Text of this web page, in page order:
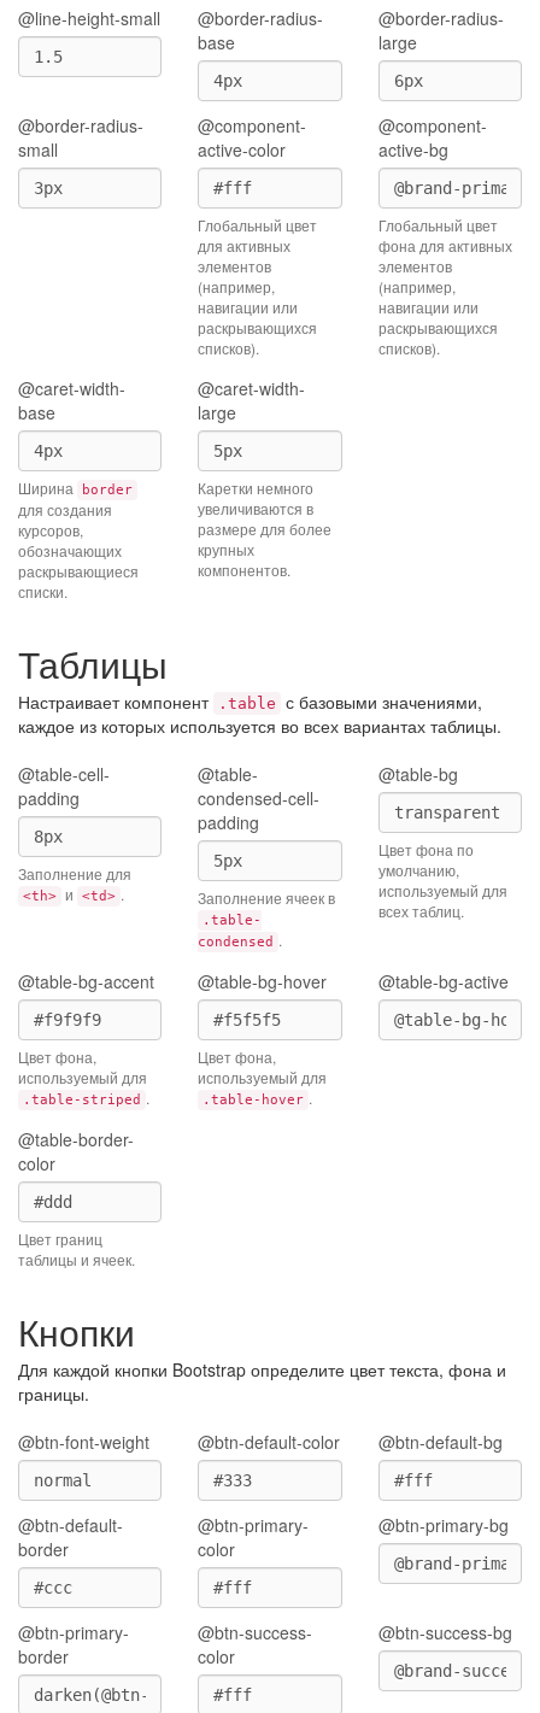
@line-height-small
@border-radius-
base
@border-radius-
large
@border-radius-
small
@component-
active-color
Глобальный цвет
для активных
элементов
(например,
навигации или
раскрывающихся
списков).
@component-
active-bg
Глобальный цвет
фона для активных
элементов
(например,
навигации или
раскрывающихся
списков).
@caret-width-
base
Ширина border
для создания
курсоров,
обозначающих
раскрывающиеся
списки.
@caret-width-
large
Каретки немного
увеличиваются в
размере для более
крупных
компонентов.
Таблицы
Настраивает компонент .table с базовыми значениями,
каждое из которых используется во всех вариантах таблицы.
@table-cell-
padding
Заполнение для
<th> и <td> .
@table-
condensed-cell-
padding
Заполнение ячеек в
.table-
condensed .
@table-bg
Цвет фона по
умолчанию,
используемый для
всех таблиц.
@table-bg-accent
Цвет фона,
используемый для
.table-striped .
@table-bg-hover
Цвет фона,
используемый для
.table-hover .
@table-bg-active
@table-border-
color
Цвет границ
таблицы и ячеек.
Кнопки
Для каждой кнопки Bootstrap определите цвет текста, фона и
границы.
@btn-font-weight
@btn-default-color @btn-default-bg
@btn-default-
border
@btn-primary-
color
@btn-primary-bg
@btn-primary-
border
@btn-success-
color
@btn-success-bg